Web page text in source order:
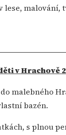
malování,
v Hrachově
malebného
bazén.
s plnou